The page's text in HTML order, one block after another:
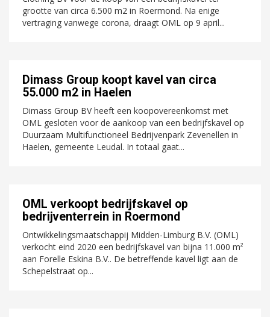
grootte van circa 6.500 m2 in Roermond. Na enige
vertraging vanwege corona, draagt OML op 9 april...
Dimass Group koopt kavel van circa
55.000 m2 in Haelen
Dimass Group BV heeft een koopovereenkomst met
OML gesloten voor de aankoop van een bedrijfskavel op
Duurzaam Multifunctioneel Bedrijvenpark Zevenellen in
Haelen, gemeente Leudal. In totaal gaat...
OML verkoopt bedrijfskavel op
bedrijventerrein in Roermond
Ontwikkelingsmaatschappij Midden-Limburg B.V. (OML)
verkocht eind 2020 een bedrijfskavel van bijna 11.000 m²
aan Forelle Eskina B.V.. De betreffende kavel ligt aan de
Schepelstraat op...